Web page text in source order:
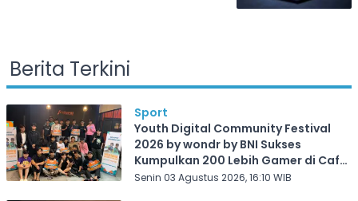
Berita Terkini
Sport
Youth Digital Community Festival
2026 by wondr by BNI Sukses
Kumpulkan 200 Lebih Gamer di Cafe
Frekuensi Depok
Senin 03 Agustus 2026, 16:10 WIB